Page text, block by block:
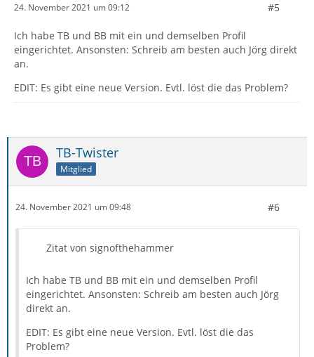
24. November 2021 um 09:12 #5
Ich habe TB und BB mit ein und demselben Profil
eingerichtet. Ansonsten: Schreib am besten auch Jörg direkt
an.
EDIT: Es gibt eine neue Version. Evtl. löst die das Problem?
TB-Twister
Mitglied
24. November 2021 um 09:48 #6
Zitat von signofthehammer
Ich habe TB und BB mit ein und demselben Profil
eingerichtet. Ansonsten: Schreib am besten auch Jörg
direkt an.
EDIT: Es gibt eine neue Version. Evtl. löst die das
Problem?